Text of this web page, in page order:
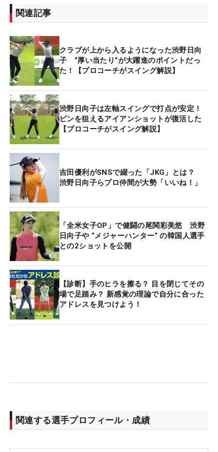
関連記事
クラブが上から入るようになった渋野日向
子 “厚い当たり”が大躍進のポイントだっ
た！【プロコーチがスイング解説】
渋野日向子は左軸スイングで打点が安定！
ピンを狙えるアイアンショットが復活した
【プロコーチがスイング解説】
吉田優利がSNSで綴った「JKG」とは？
渋野日向子らプロ仲間が大勢「いいね！」
「全米女子OP」で健闘の尾関彩美悠 渋野
日向子や “メジャーハンター” の韓国人選手
との2ショットを公開
【診断】手のヒラを擦る？ 目を閉じてその
場で足踏み？ 新感覚の理論で自分に合った
アドレスを見つけよう！
関連する選手プロフィール・成績